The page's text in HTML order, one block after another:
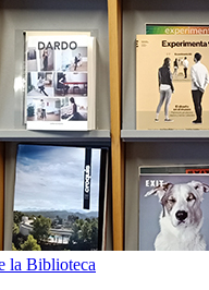
la Biblioteca